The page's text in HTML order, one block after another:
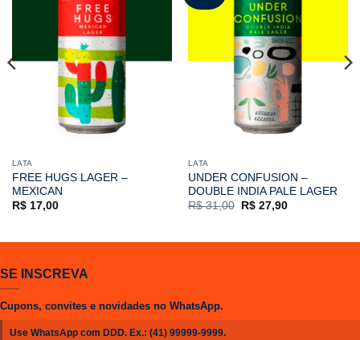
LATA
FREE HUGS LAGER –
MEXICAN
R$17,00
LATA
UNDER CONFUSION –
DOUBLE INDIA PALE LAGER
R$31,00
O
R$27,90O
SE INSCREVA
Cupons, convites e novidades no WhatsApp.
Use WhatsApp com DDD. Ex.: (41) 99999-9999.